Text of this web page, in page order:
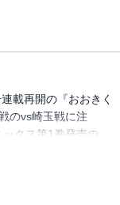
配信版は通信環境に
います。
載再開の『おおきく
のvs崎玉戦に注
クス第1巻発売の
S)。イサックが